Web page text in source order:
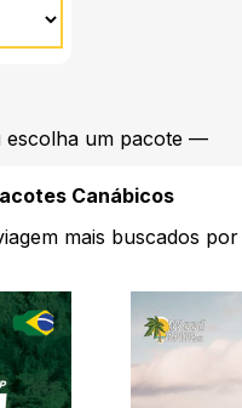
um pacote —
Canábicos
mais buscados